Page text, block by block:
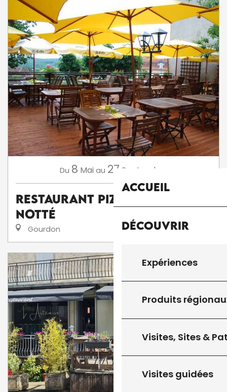
Accueil
Découvrir
Expériences
Produits
Visites, Sites &
Visites guidées
Du 8 Mai au 27 Septembre
Restaurant Pizzéria La
Notté
Gourdon